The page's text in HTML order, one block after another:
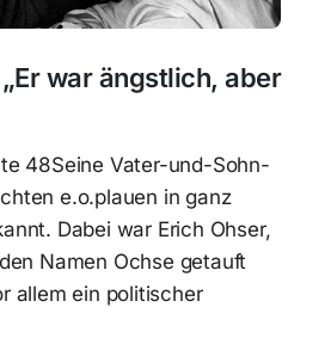
war ängstlich, aber
48Seine Vater-und-Sohn-
e.o.plauen in ganz
Dabei war Erich Ohser,
Namen Ochse getauft
allem ein politischer